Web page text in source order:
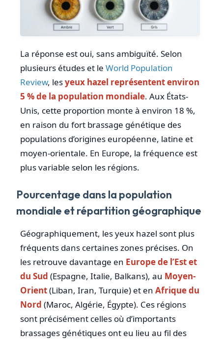
La réponse est oui, sans ambiguïté. Selon
plusieurs études et le World Population
Review, lesyeux hazel représentent environ
5 % de la population mondiale. Aux États-
Unis, cette proportion monte à environ 18 %,
en raison du fort brassage génétique des
populations d’origines européenne, latine et
moyen-orientale. En Europe, la fréquence est
plus variable selon les régions.
Pourcentage dans la population
mondiale et répartition géographique
Géographiquement, les yeux hazel sont plus
fréquents dans certaines zones précises. On
les retrouve davantage en Europe de l’Est et
du Sud (Espagne, Italie, Balkans), au Moyen-
Orient(Liban, Iran, Turquie) et en Afrique du
Nord (Maroc, Algérie, Égypte). Ces régions
sont précisément celles où d’importants
brassages génétiques ont eu lieu au fil des